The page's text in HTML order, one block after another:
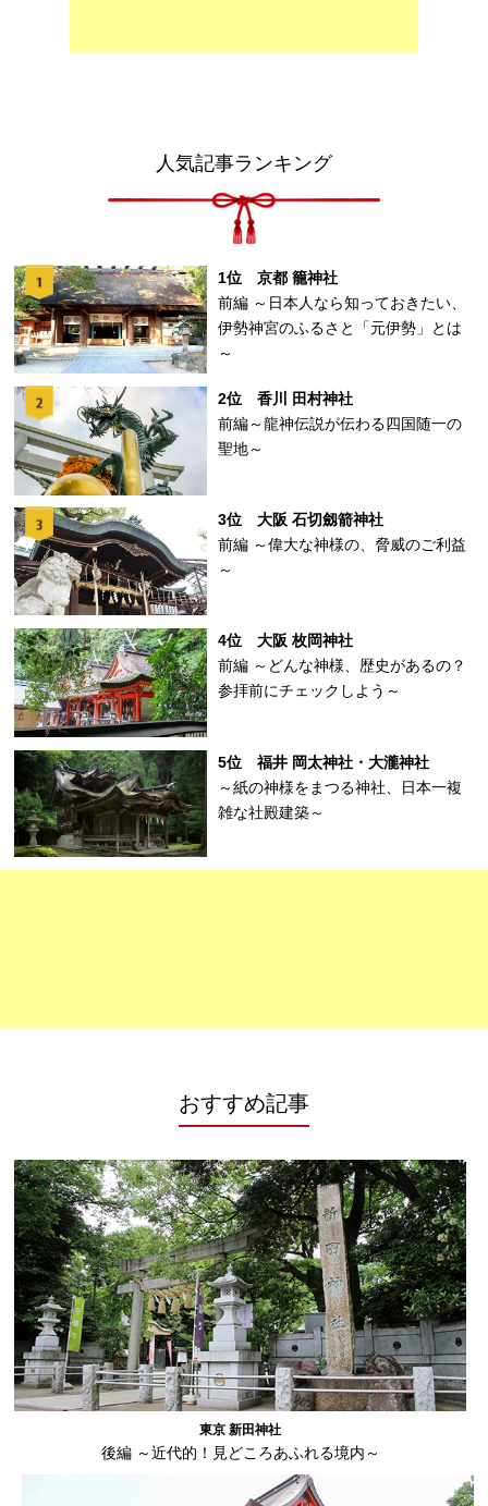
人気記事ランキング
1位 京都 籠神社
前編 ～日本人なら知っておきたい、
伊勢神宮のふるさと「元伊勢」とは
～
2位 香川 田村神社
前編～龍神伝説が伝わる四国随一の
聖地～
3位 大阪 石切劔箭神社
前編 ～偉大な神様の、脅威のご利益
～
4位 大阪 枚岡神社
前編 ～どんな神様、歴史があるの？
参拝前にチェックしよう～
5位 福井 岡太神社・大瀧神社
～紙の神様をまつる神社、日本一複
雑な社殿建築～
おすすめ記事
東京 新田神社
後編 ～近代的！見どころあふれる境内～